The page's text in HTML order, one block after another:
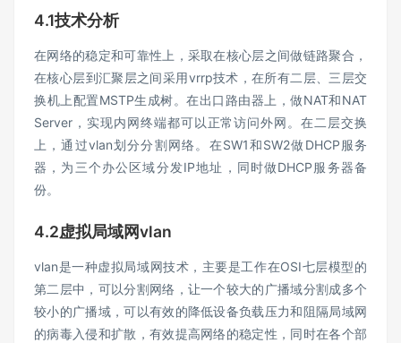
4.1技术分析
在网络的稳定和可靠性上，采取在核心层之间做链路聚合，
在核心层到汇聚层之间采用vrrp技术，在所有二层、三层交
换机上配置MSTP生成树。在出口路由器上，做NAT和NAT
Server，实现内网终端都可以正常访问外网。在二层交换
上，通过vlan划分分割网络。在SW1和SW2做DHCP服务
器，为三个办公区域分发IP地址，同时做DHCP服务器备
份。
4.2虚拟局域网vlan
vlan是一种虚拟局域网技术，主要是工作在OSI七层模型的
第二层中，可以分割网络，让一个较大的广播域分割成多个
较小的广播域，可以有效的降低设备负载压力和阻隔局域网
的病毒入侵和扩散，有效提高网络的稳定性，同时在各个部